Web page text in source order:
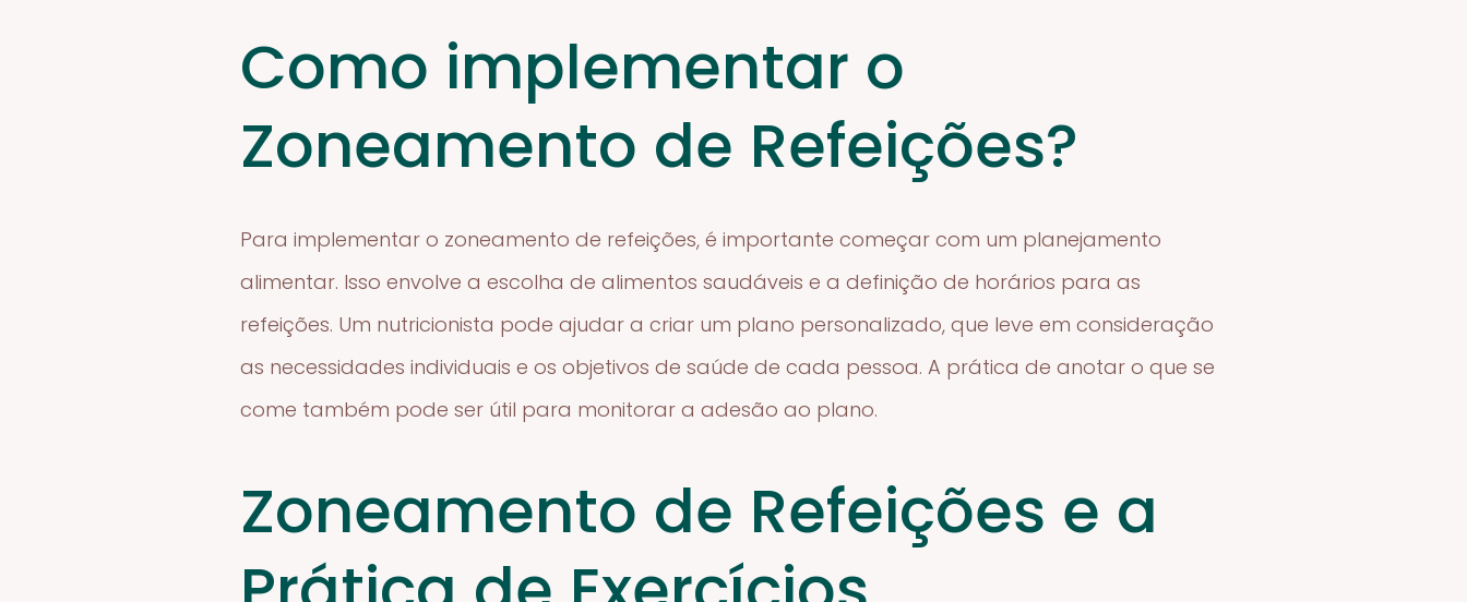
Como implementar o
Zoneamento de Refeições?
Para implementar o zoneamento de refeições, é importante começar com um planejamento
alimentar. Isso envolve a escolha de alimentos saudáveis e a definição de horários para as
refeições. Um nutricionista pode ajudar a criar um plano personalizado, que leve em consideração
as necessidades individuais e os objetivos de saúde de cada pessoa. A prática de anotar o que se
come também pode ser útil para monitorar a adesão ao plano.
Zoneamento de Refeições e a